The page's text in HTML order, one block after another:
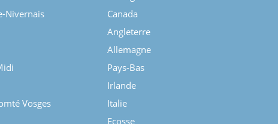
Nivernais
Vosges
Canada
Angleterre
Allemagne
Pays-Bas
Irlande
Italie
Ecosse